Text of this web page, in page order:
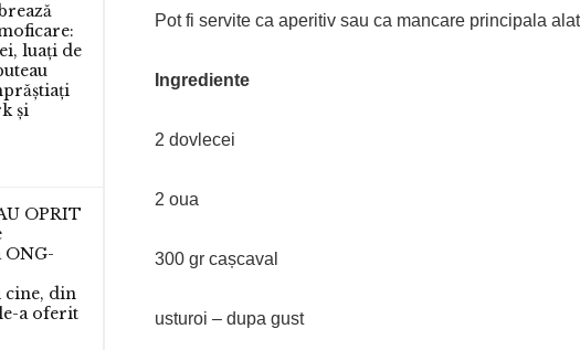
luați de
și
OPRIT
ONG-
din
a oferit
Pot fi servite ca aperitiv sau ca mancare principala
Ingrediente
2 dovlecei
2 oua
300 gr cașcaval
usturoi – dupa gust